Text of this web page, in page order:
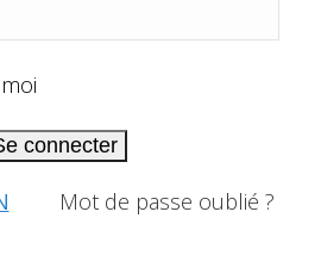
connecter
Mot de passe oublié ?